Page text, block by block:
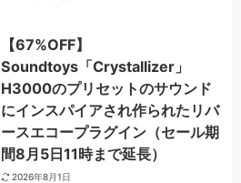
【67%OFF】
Soundtoys「Crystallizer」
H3000のプリセットのサウンド
にインスパイアされ作られたリバ
ースエコープラグイン（セール期
間8月5日11時まで延長）
2026年8月1日